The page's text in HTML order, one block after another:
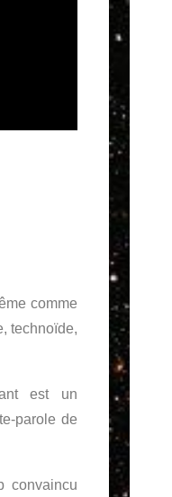
comme
technoïde,
est un
parole de
convaincu